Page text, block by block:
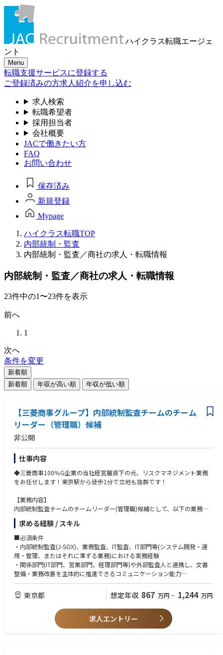
ハイクラス転職エージェ
ント
Menu
転職支援サービスに登録する
ご登録済みの方求人紹介を申し込む
求人検索
転職希望者
採用担当者
会社概要
JACで働きたい方
FAQ
お問い合わせ
保存済み
新規登録
Mypage
ハイクラス転職TOP
内部統制・監査
内部統制・監査／商社の求人・転職情報
内部統制・監査／商社の求人・転職情報
23件中の1〜23件を表示
前へ
1
次へ
条件を変更
新着順
新着順
年収が高い順 年収が低い順
【三菱商事グループ】内部統制監査チームのチーム
リーダー（管理職）候補
非公開
仕事内容
◆三菱商事100％G企業の当社経営層直下の元、リスクマネジメント業務
をお任せします！東京駅から徒歩1分で立地も抜群です！
【業務内容】
内部統制監査チームのチームリーダー(管理職)候補として、以下の業務を
担当いただきます。
1. 内部統制(J-SOX) 監査の推進 → 2029年度までは次期基幹システム更改
に伴う対応が大半を占めます。
2. ITやDXの知見を活かした、監査業務のDX化・高度化の推進
3. 監査部主管システムに関する運用・保守
【業務詳細】
1. 内部統制監査の推進
- 次期基幹システム更改に伴う内部統制文書の見直し・変更対応
- 基幹システムの要件定義書や設計書を読み込んだ上での文書化支援
- 次期基幹システムPMOとの連携（開発フェーズや運用設計における内部
求める経験 / スキル
■必須条件
・内部統制監査(J-SOX)、業務監査、IT監査、IT部門等(システム開発・運
用・管理、またはそれに準ずる業務)における実務経験
・関係部門(IT部門、営業部門、経理部門等)や外部監査人と連携し、文書
整備・業務改善を主体的に推進できるコミュニケーション能力
■歓迎条件：
・システム開発における上流工程(企画・要件定義・基本設計等)のマネジ
・コンサルタントとしての業務経験
・業務プロセスのDX化・業務改革の推進経験
東京都 想定年収 867 万円 ~ 1,244 万円
求人エントリー